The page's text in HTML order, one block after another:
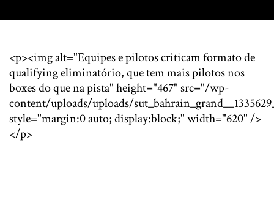
<p><img alt="Equipes e pilotos criticam formato de
qualifying eliminatório, que tem mais pilotos nos
boxes do que na pista" height="467" src="/wp-
content/uploads/uploads/
style="margin:0 auto; display:block;" width="620" />
</p>